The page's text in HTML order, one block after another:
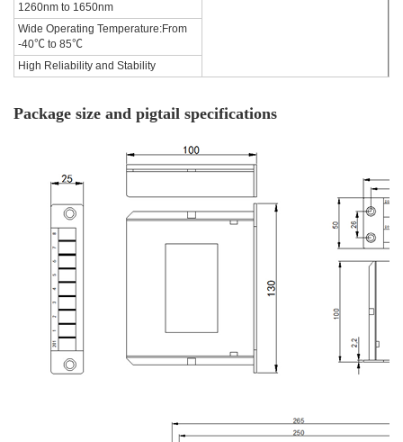
1260nm to 1650nm
Wide Operating Temperature:From
-40℃ to 85℃
High Reliability and Stability
Package size and pigtail specifications